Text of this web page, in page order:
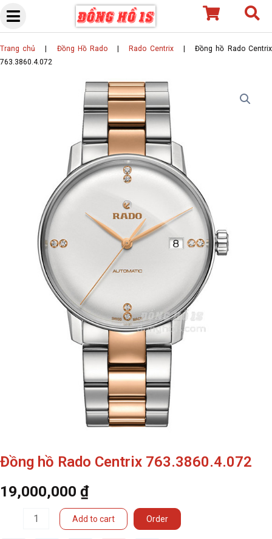
Skip
content
Trang chủ Đồng Hồ Rado Rado Centrix| Đồng hồ Rado Centrix
763.3860.4.072
Đồng hồ Rado Centrix 763.3860.4.072
19,000,000 ₫
Add to cart Order